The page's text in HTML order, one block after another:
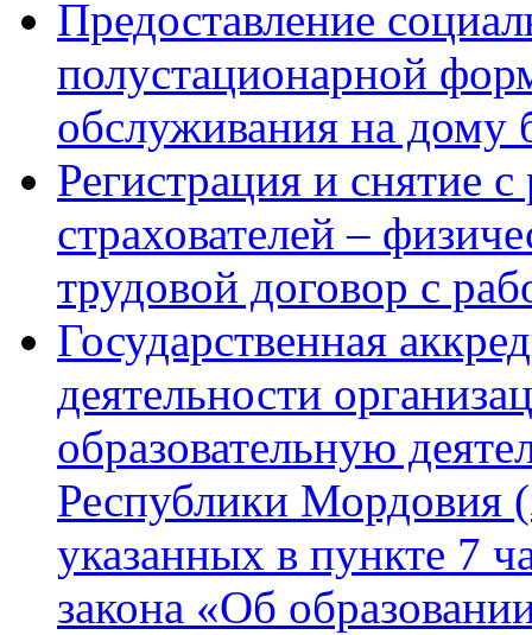
Предоставление
полустационарной
обслуживания на дому
Регистрация и снятие
страхователей –
трудовой договор с
Государственная
деятельности
образовательную
Республики Мордовия
указанных в пункте 7
закона «Об